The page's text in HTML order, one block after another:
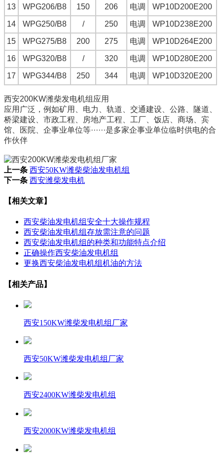
13 WPG206/B8 150 206 电调 WP10D200E200
14 WPG250/B8 / 250 电调 WP10D238E200
15 WPG275/B8 200 275 电调 WP10D264E200
16 WPG320/B8 / 320 电调 WP10D280E200
17 WPG344/B8 250 344 电调 WP10D320E200
西安200KW潍柴发电机组 应用
应用广泛，例如矿用、电力、轨道、交通建设、公路、隧道、
桥梁建设、市政工程、房地产工程、工厂、饭店、商场、宾
馆、医院、企事业单位等······是多家企事业单位临时供电的合
作伙伴
上一条 西安50KW潍柴柴油发电机组
下一条 西安潍柴发电机
【相关文章】
西安柴油发电机组安全十大操作规程
西安柴油发电机组存放需注意的问题
西安柴油发电机组的种类和功能特点介绍
正确操作西安柴油发电机组
更换西安柴油发电机组机油的方法
【相关产品】
西安150KW潍柴发电机组厂家
西安50KW潍柴发电机组厂家
西安2400KW潍柴发电机组
西安2000KW潍柴发电机组